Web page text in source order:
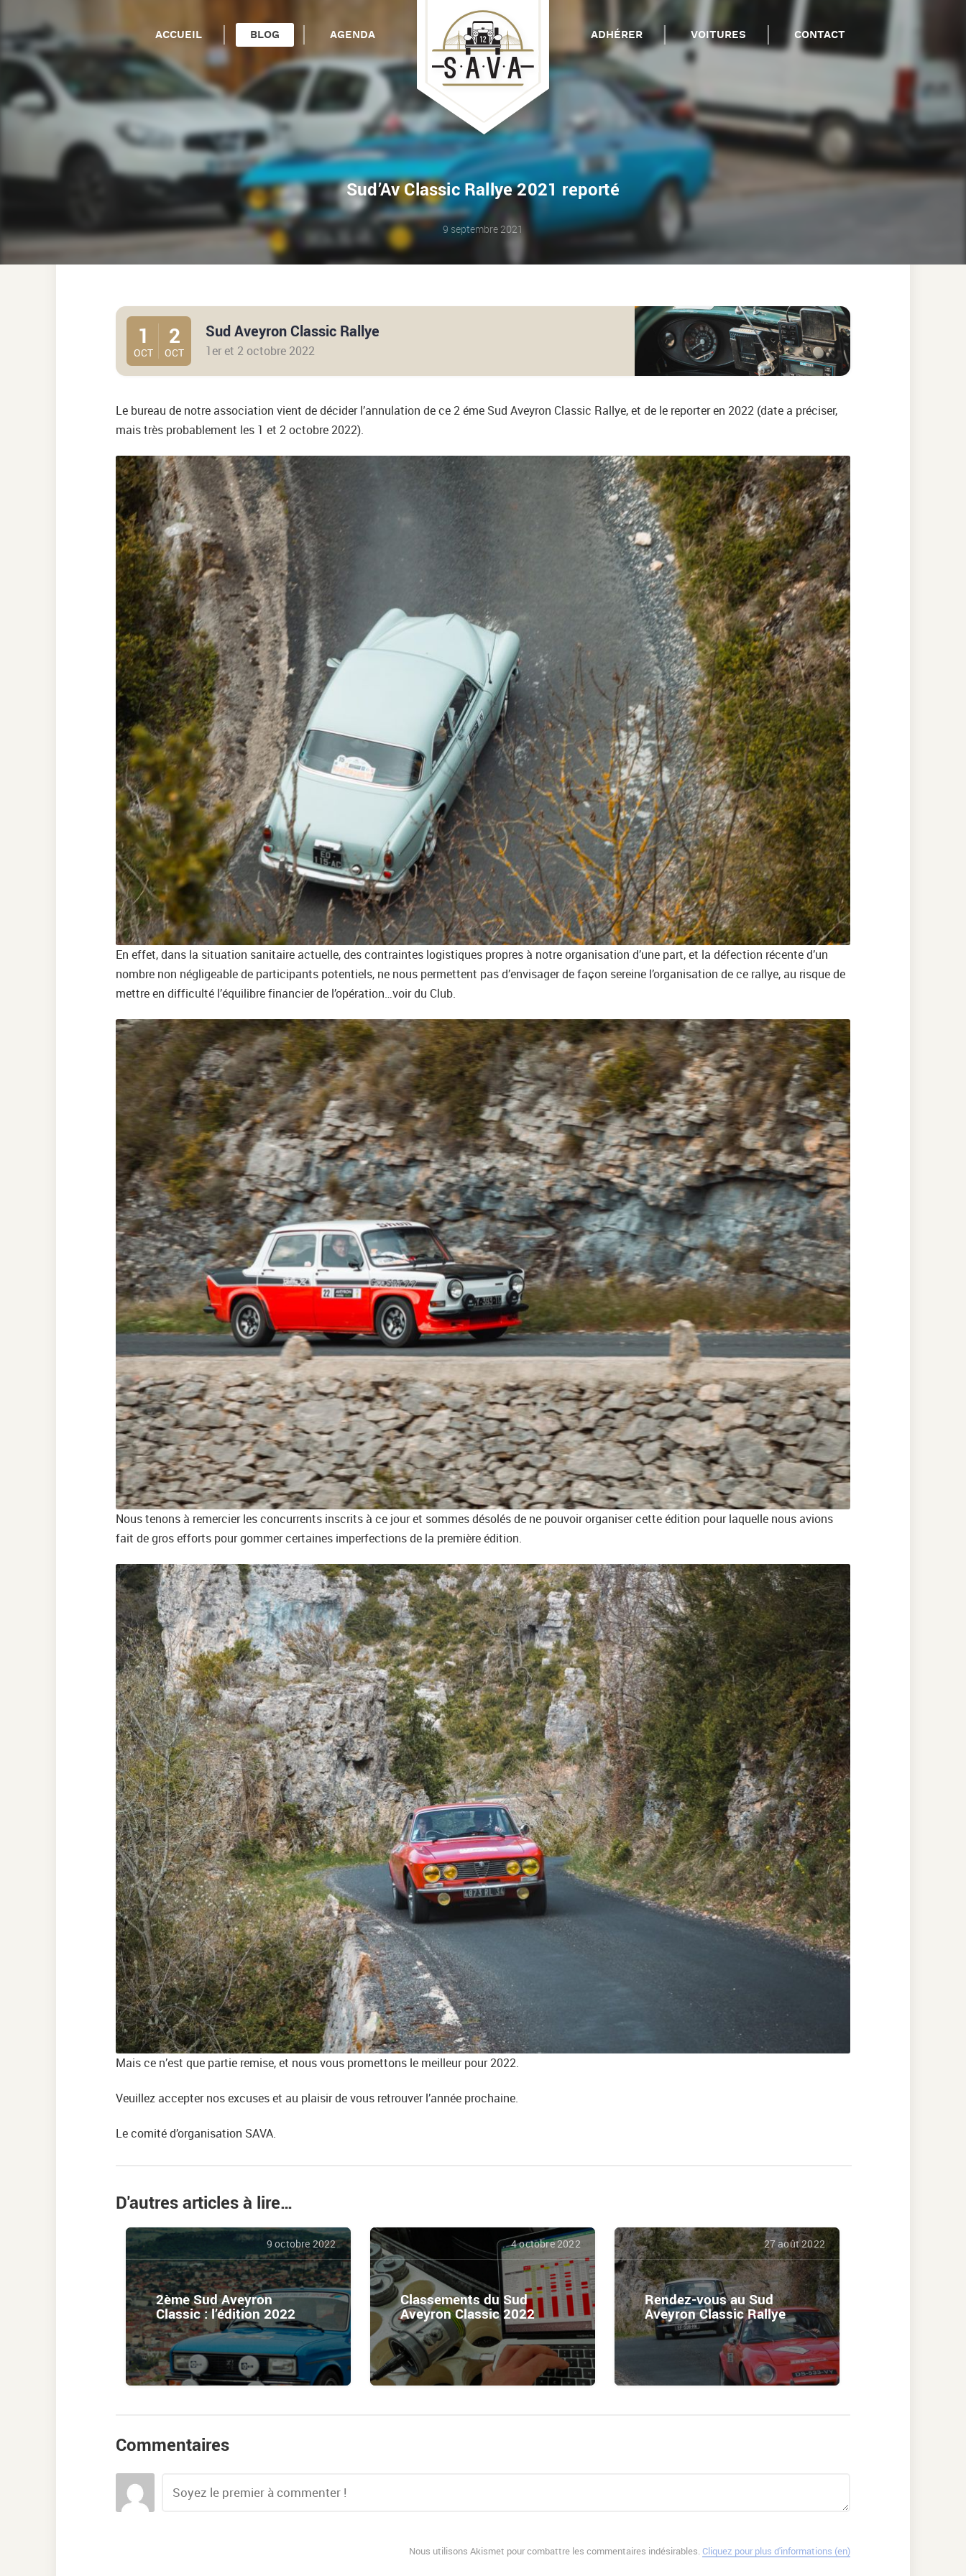
ACCUEIL BLOG
TOUT VOIR
PHOTOS
VIDÉOS
RÉTROVIADUC
RALLYE
SORTIES
VOITURES
AGENDA ADHÉRER VOITURES CONTACT
Sud’Av Classic Rallye 2021 reporté
9 septembre 2021
1
OCT
2
OCT
Sud Aveyron Classic Rallye
1er et 2 octobre 2022
Le bureau de notre association vient de décider l’annulation de ce 2 éme Sud Aveyron Classic Rallye, et de le reporter en 2022 (date a préciser,
mais très probablement les 1 et 2 octobre 2022).
En effet, dans la situation sanitaire actuelle, des contraintes logistiques propres à notre organisation d’une part, et la défection récente d’un
nombre non négligeable de participants potentiels, ne nous permettent pas d’envisager de façon sereine l’organisation de ce rallye, au risque de
mettre en difficulté l’équilibre financier de l’opération…voir du Club.
Nous tenons à remercier les concurrents inscrits à ce jour et sommes désolés de ne pouvoir organiser cette édition pour laquelle nous avions
fait de gros efforts pour gommer certaines imperfections de la première édition.
Mais ce n’est que partie remise, et nous vous promettons le meilleur pour 2022.
Veuillez accepter nos excuses et au plaisir de vous retrouver l’année prochaine.
Le comité d’organisation SAVA.
D'autres articles à lire…
9 octobre 2022
2ème Sud Aveyron
Classic : l’édition 2022
4 octobre 2022
Classements du Sud
Aveyron Classic 2022
27 août 2022
Rendez-vous au Sud
Aveyron Classic Rallye
Commentaires
Nous utilisons Akismet pour combattre les commentaires indésirables.Cliquez pour plus d'informations (en)